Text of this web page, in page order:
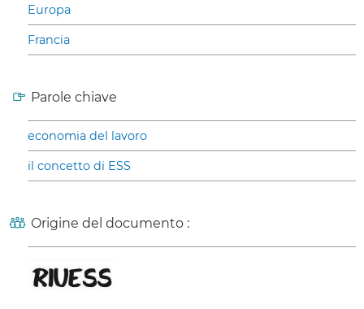
Europa
Francia
Parole chiave
economia del lavoro
il concetto di ESS
Origine del documento :